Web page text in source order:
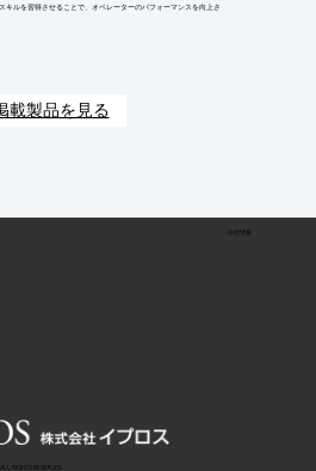
キルを習得させることで、オペレーターのパフォーマンスを向上さ
載製品を見る
会社情報
RIGHTS RESERVED